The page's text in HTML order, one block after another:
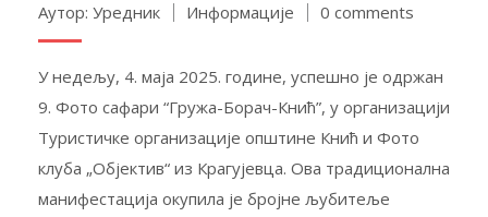
Аутор: Уредник Информације 0 comments
У недељу, 4. маја 2025. године, успешно је одржан
9. Фото сафари “Гружа-Борач-Кнић”, у организацији
Туристичке организације општине Кнић и Фото
клуба „Објектив“ из Крагујевца. Ова традиционална
манифестација окупила је бројне љубитеље